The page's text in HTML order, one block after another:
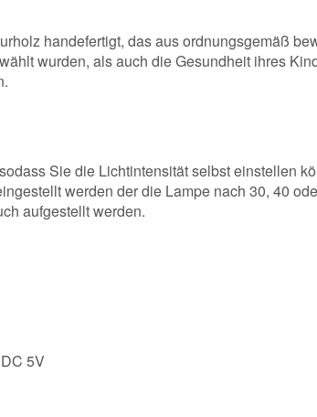
handefertigt, das aus ordnungsgemäß
wurden, als auch die Gesundheit ihres
Sie die Lichtintensität selbst einstellen
werden der die Lampe nach 30, 40
aufgestellt werden.
5V